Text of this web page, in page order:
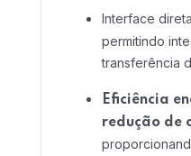
Interface
permitindo
transferência
Eficiência
redução de